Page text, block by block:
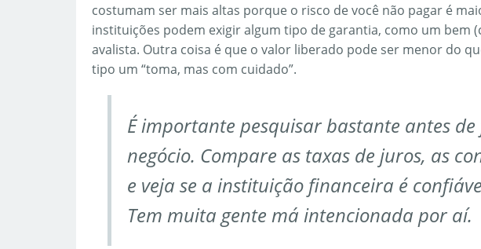
costumam ser mais altas porque o risco de você não pagar é
instituições podem exigir algum tipo de garantia, como um bem
avalista. Outra coisa é que o valor liberado pode ser menor do
tipo um “toma, mas com cuidado”.
É importante pesquisar bastante antes
negócio. Compare as taxas de juros, as
e veja se a instituição financeira é
Tem muita gente má intencionada por aí.